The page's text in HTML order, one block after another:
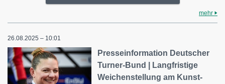
mehr
26.08.2025 – 10:01
Presseinformation Deutscher
Turner-Bund | Langfristige
Weichenstellung am Kunst-